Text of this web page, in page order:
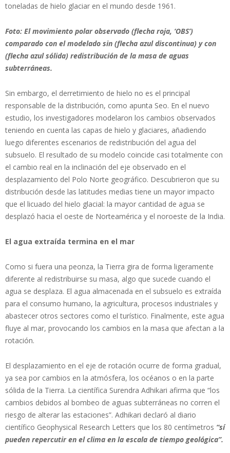
toneladas de hielo glaciar en el mundo desde 1961.
Foto: El movimiento polar observado (flecha roja, ‘OBS’)
comparado con el modelado sin (flecha azul discontinua) y con
(flecha azul sólida) redistribución de la masa de aguas
subterráneas.
Sin embargo, el derretimiento de hielo no es el principal
responsable de la distribución, como apunta Seo. En el nuevo
estudio, los investigadores modelaron los cambios observados
teniendo en cuenta las capas de hielo y glaciares, añadiendo
luego diferentes escenarios de redistribución del agua del
subsuelo. El resultado de su modelo coincide casi totalmente con
el cambio real en la inclinación del eje observado en el
desplazamiento del Polo Norte geográfico. Descubrieron que su
distribución desde las latitudes medias tiene un mayor impacto
que el licuado del hielo glacial: la mayor cantidad de agua se
desplazó hacia el oeste de Norteamérica y el noroeste de la India.
El agua extraída termina en el mar
Como si fuera una peonza, la Tierra gira de forma ligeramente
diferente al redistribuirse su masa, algo que sucede cuando el
agua se desplaza. El agua almacenada en el subsuelo es extraída
para el consumo humano, la agricultura, procesos industriales y
abastecer otros sectores como el turístico. Finalmente, este agua
fluye al mar, provocando los cambios en la masa que afectan a la
rotación.
El desplazamiento en el eje de rotación ocurre de forma gradual,
ya sea por cambios en la atmósfera, los océanos o en la parte
sólida de la Tierra. La científica Surendra Adhikari afirma que “los
cambios debidos al bombeo de aguas subterráneas no corren el
riesgo de alterar las estaciones”. Adhikari declaró al diario
científico Geophysical Research Letters que los 80 centímetros “sí
pueden repercutir en el clima en la escala de tiempo geológica”.